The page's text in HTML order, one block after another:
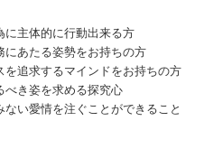
に主体的に行動出来る方
にあたる姿勢をお持ちの方
を追求するマインドをお持ちの方
べき姿を求める探究心
ない愛情を注ぐことができること